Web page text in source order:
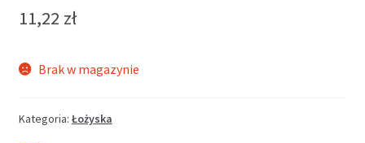
11,22 zł
Brak w magazynie
Kategoria: Łożyska